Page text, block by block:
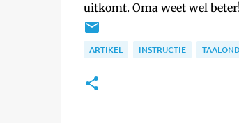
uitkomt. Oma weet wel
ARTIKEL INSTRUCTIE